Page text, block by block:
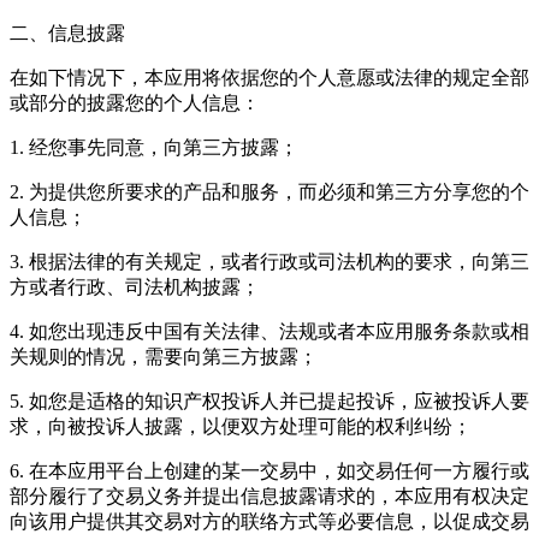
二、信息披露
在如下情况下，本应用将依据您的个人意愿或法律的规定全部
或部分的披露您的个人信息：
1. 经您事先同意，向第三方披露；
2. 为提供您所要求的产品和服务，而必须和第三方分享您的个
人信息；
3. 根据法律的有关规定，或者行政或司法机构的要求，向第三
方或者行政、司法机构披露；
4. 如您出现违反中国有关法律、法规或者本应用服务条款或相
关规则的情况，需要向第三方披露；
5. 如您是适格的知识产权投诉人并已提起投诉，应被投诉人要
求，向被投诉人披露，以便双方处理可能的权利纠纷；
6. 在本应用平台上创建的某一交易中，如交易任何一方履行或
部分履行了交易义务并提出信息披露请求的，本应用有权决定
向该用户提供其交易对方的联络方式等必要信息，以促成交易